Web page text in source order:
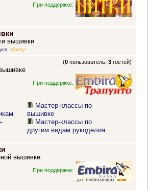
При поддержке:
вышивки
, Mazzy
(0 пользователь,3 гостей)
При поддержке:
Мастер-классы по
вышивке
Мастер-классы по
другим видам рукоделия
вышивке
При поддержке: